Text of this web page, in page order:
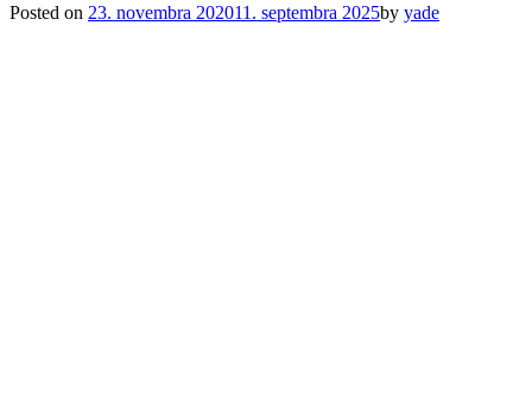
Posted on 23. novembra 202011. septembra 2025by yade